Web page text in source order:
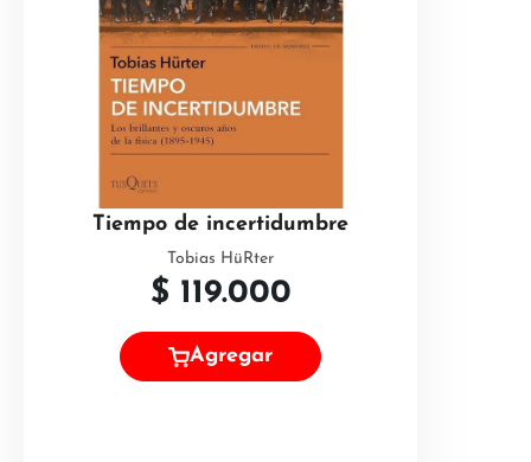
Tiempo de incertidumbre
Tobias HüRter
$ 119.000
Agregar